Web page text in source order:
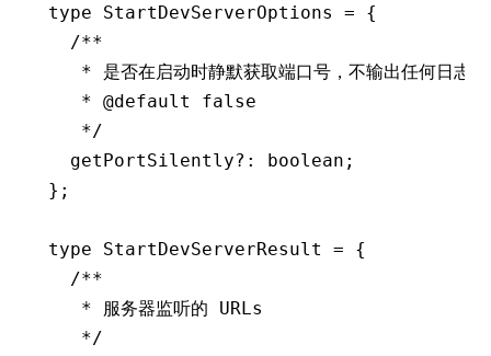
type StartDevServerOptions = {
  /**
   * 是否在启动时静默获取端口号，不输出任何日志
   *
@default
false
   */
  getPortSilently
?: boolean ;
};
type StartDevServerResult = {
  /**
   * 服务器监听的 URLs
   */